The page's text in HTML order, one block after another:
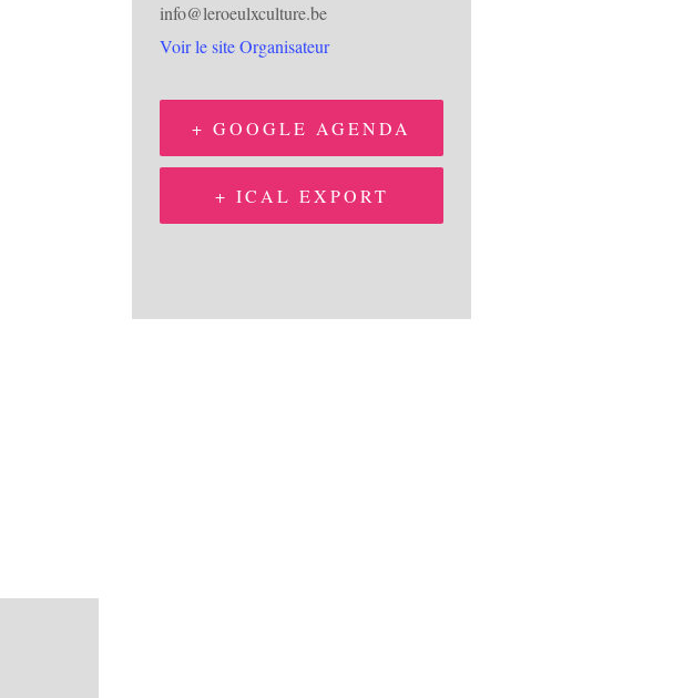
info@leroeulxculture.be
Voir le site Organisateur
+ GOOGLE AGENDA
+ ICAL EXPORT